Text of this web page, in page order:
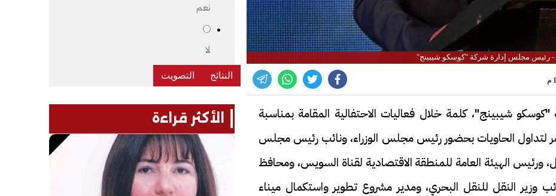
- رئيس مجلس إدارة شركة "كوسكو شيبينج"
شيبينج"، كلمة خلال فعاليات الاحتفالية المقامة بمناسبة
لتداول الحاويات بحضور رئيس مجلس الوزراء، ونائب رئيس مجلس
ورئيس الهيئة العامة للمنطقة الاقتصادية لقناة السويس، ومحافظ
النقل للنقل البحري، ومدير مشروع تطوير واستكمال ميناء
نعم
لا
الأكثر قراءة